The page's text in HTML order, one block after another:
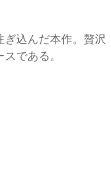
込んだ本作。贅沢
である。